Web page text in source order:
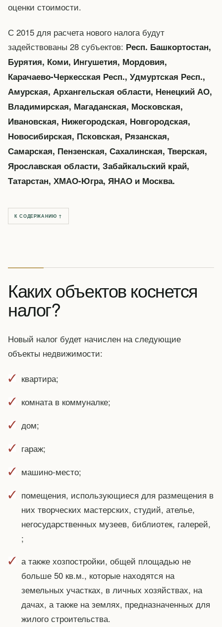
оценки стоимости.
С 2015 для расчета нового налога будут
задействованы 28 субъектов: Респ. Башкортостан,
Бурятия, Коми, Ингушетия, Мордовия,
Карачаево-Черкесская Респ., Удмуртская Респ.,
Амурская, Архангельская области, Ненецкий АО,
Владимирская, Магаданская, Московская,
Ивановская, Нижегородская, Новгородская,
Новосибирская, Псковская, Рязанская,
Самарская, Пензенская, Сахалинская, Тверская,
Ярославская области, Забайкальский край,
Татарстан, ХМАО-Югра, ЯНАО и Москва.
К СОДЕРЖАНИЮ ↑
Каких объектов коснется
налог?
Новый налог будет начислен на следующие
объекты недвижимости:
квартира;
комната в коммуналке;
дом;
гараж;
машино-место;
помещения, использующиеся для размещения в
них творческих мастерских, студий, ателье,
негосударственных музеев, библиотек, галерей,
;
а также хозпостройки, общей площадью не
больше 50 кв.м., которые находятся на
земельных участках, в личных хозяйствах, на
дачах, а также на землях, предназначенных для
жилого строительства.